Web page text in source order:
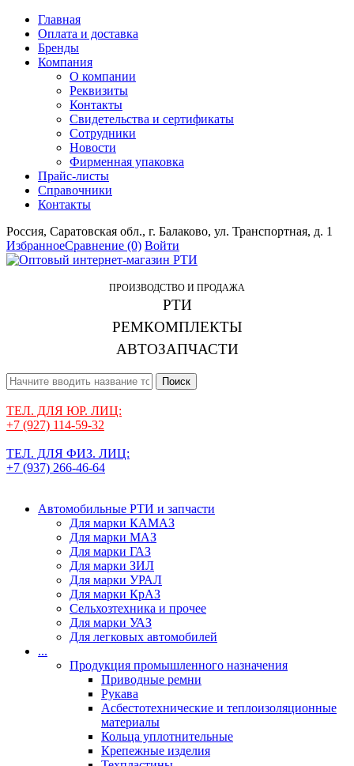
Главная
Оплата и доставка
Бренды
Компания
О компании
Реквизиты
Контакты
Свидетельства и сертификаты
Сотрудники
Новости
Фирменная упаковка
Прайс-листы
Справочники
Контакты
Россия, Саратовская обл., г. Балаково, ул. Транспортная, д. 1
ИзбранноеСравнение (0) Войти
ПРОИЗВОДСТВО И ПРОДАЖА
РТИ
РЕМКОМПЛЕКТЫ
АВТОЗАПЧАСТИ
Поиск
ТЕЛ. ДЛЯ ЮР. ЛИЦ:
+7 (927) 114-59-32
ТЕЛ. ДЛЯ ФИЗ. ЛИЦ:
+7 (937) 266-46-64
Автомобильные РТИ и запчасти
Для марки КАМАЗ
Для марки МАЗ
Для марки ГАЗ
Для марки ЗИЛ
Для марки УРАЛ
Для марки КрАЗ
Сельхозтехника и прочее
Для марки УАЗ
Для легковых автомобилей
...
Продукция промышленного назначения
Приводные ремни
Рукава
Асбестотехнические и теплоизоляционные
материалы
Кольца уплотнительные
Крепежные изделия